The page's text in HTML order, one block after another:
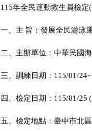
115年全民運動救生員檢
一、主 旨：發展全民游泳
二、主辦單位：中華民國
三、訓練日期：115/01/
四、檢定日期：115/01/25
五、檢定地點：臺中市北